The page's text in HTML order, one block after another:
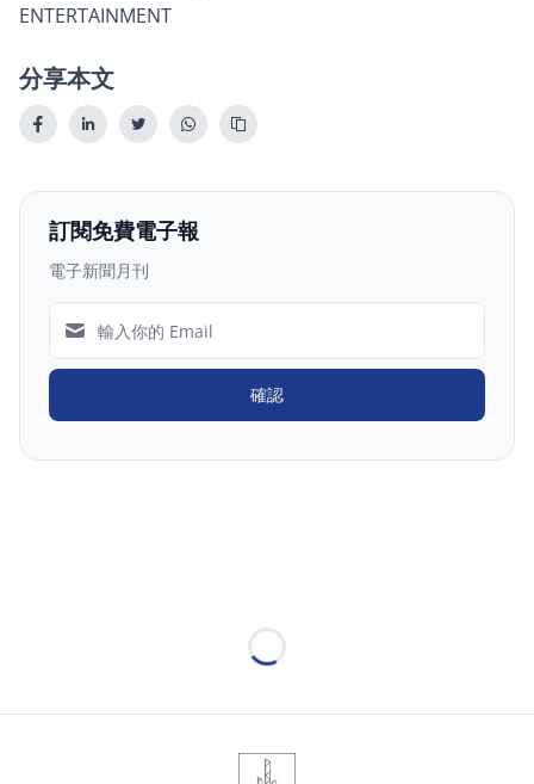
ENTERTAINMENT
分享本文
訂閱免費電子報
電子新聞月刊
確認
Loading...